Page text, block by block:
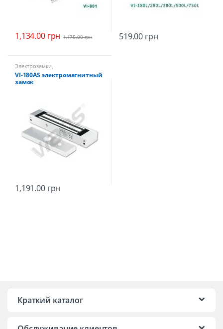
1,134.00грн 1,175.00грн 519.00 грн
Электрозамки,
Электромагнитные замки
VI-180AS электромагнитный
замок
1,191.00грн
Краткий каталог